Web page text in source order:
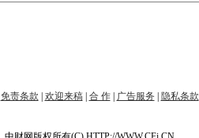
免责条款 欢迎来稿| 合 作| 广告服务 隐私条款